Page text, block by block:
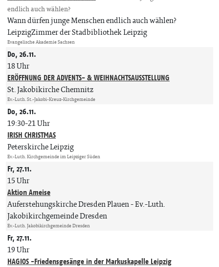
endlich auch wählen?
Wann dürfen junge Menschen endlich auch wählen?
LeipzigZimmer der Stadbibliothek Leipzig
Evangelische Akademie Sachsen
Do, 26.11.
18 Uhr
ERÖFFNUNG DER ADVENTS- & WEIHNACHTSAUSSTELLUNG
St. Jakobikirche Chemnitz
Ev.-Luth. St.-Jakobi-Kreuz-Kirchgemeinde
Do, 26.11.
19:30-21 Uhr
IRISH CHRISTMAS
Peterskirche Leipzig
Ev.-Luth. Kirchgemeinde im Leipziger Süden
Fr, 27.11.
15 Uhr
Aktion Ameise
Auferstehungskirche Dresden Plauen Ev.-Luth.
Jakobikirchgemeinde Dresden
Ev.-Luth. Jakobikirchgemeinde Dresden
Fr, 27.11.
19 Uhr
HAGIOS -Friedensgesänge in der Markuskapelle Leipzig